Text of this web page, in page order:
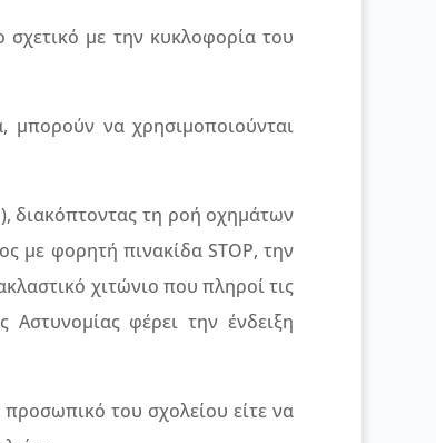
με την κυκλοφορία του
μπορούν να χρησιμοποιούνται
διακόπτοντας τη ροή οχημάτων
με φορητή πινακίδα STOP, την
χιτώνιο που πληροί τις
Αστυνομίας φέρει την ένδειξη
του σχολείου είτε να